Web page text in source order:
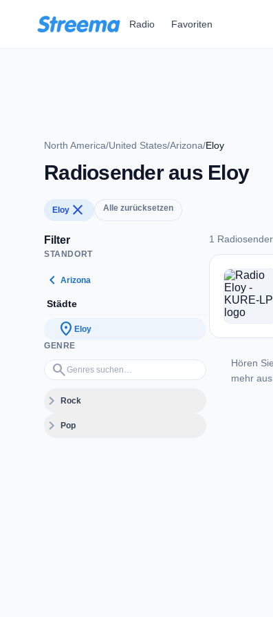
Radio Favoriten
North America/United States/Arizona/Eloy
Radiosender aus Eloy
Eloy close Alle zurücksetzen
Filter
STANDORT
chevron_left Arizona
Städte
location_on Eloy
GENRE
search
Genres suchen…
expand_moreRock
expand_morePop
1
1
Hören
mehr